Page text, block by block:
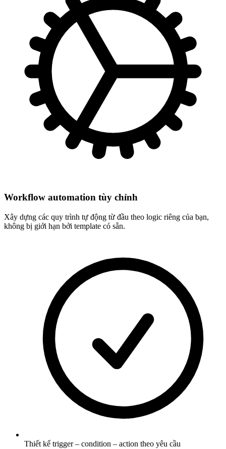
Workflow automation tùy chỉnh
Xây dựng các quy trình tự động từ đầu theo logic riêng của bạn,
không bị giới hạn bởi template có sẵn.
Thiết kế trigger – condition – action theo yêu cầu